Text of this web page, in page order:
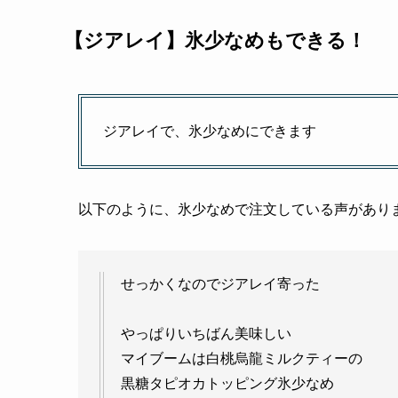
【ジアレイ】氷少なめもできる！
ジアレイで、氷少なめにできます
以下のように、氷少なめで注文している声があり
せっかくなのでジアレイ寄った
やっぱりいちばん美味しい
マイブームは白桃烏龍ミルクティーの
黒糖タピオカトッピング氷少なめ